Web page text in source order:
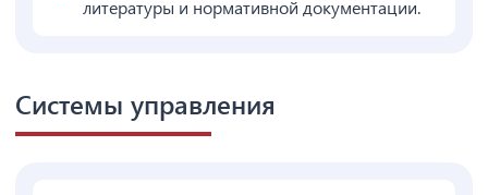
литературы и нормативной документации.
Системы управления